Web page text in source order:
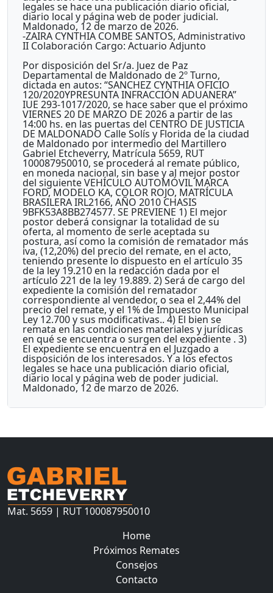
legales se hace una publicación diario oficial,
diario local y página web de poder judicial.
Maldonado, 12 de marzo de 2026.
-ZAIRA CYNTHIA COMBE SANTOS, Administrativo
II Colaboración Cargo: Actuario Adjunto
Por disposición del Sr/a. Juez de Paz
Departamental de Maldonado de 2º Turno,
dictada en autos: “SANCHEZ CYNTHIA OFICIO
120/2020YPRESUNTA INFRACCIÓN ADUANERA”
IUE 293-1017/2020, se hace saber que el próximo
VIERNES 20 DE MARZO DE 2026 a partir de las
14:00 hs. en las puertas del CENTRO DE JUSTICIA
DE MALDONADO Calle Solís y Florida de la ciudad
de Maldonado por intermedio del Martillero
Gabriel Etcheverry, Matrícula 5659, RUT
100087950010, se procederá al remate público,
en moneda nacional, sin base y al mejor postor
del siguiente VEHÍCULO AUTOMÓVIL MARCA
FORD, MODELO KA, COLOR ROJO, MATRÍCULA
BRASILERA IRL2166, AÑO 2010 CHASIS
9BFK53A8BB274577. SE PREVIENE 1) El mejor
postor deberá consignar la totalidad de su
oferta, al momento de serle aceptada su
postura, así como la comisión de rematador más
iva, (12,20%) del precio del remate, en el acto,
teniendo presente lo dispuesto en el artículo 35
de la ley 19.210 en la redacción dada por el
artículo 221 de la ley 19.889. 2) Será de cargo del
expediente la comisión del rematador
correspondiente al vendedor, o sea el 2,44% del
precio del remate, y el 1% de Impuesto Municipal
Ley 12.700 y sus modificativas.. 4) El bien se
remata en las condiciones materiales y jurídicas
en qué se encuentra o surgen del expediente . 3)
El expediente se encuentra en el Juzgado a
disposición de los interesados. Y a los efectos
legales se hace una publicación diario oficial,
diario local y página web de poder judicial.
Maldonado, 12 de marzo de 2026.
Mat. 5659 | RUT 100087950010
Home
Próximos Remates
Consejos
Contacto